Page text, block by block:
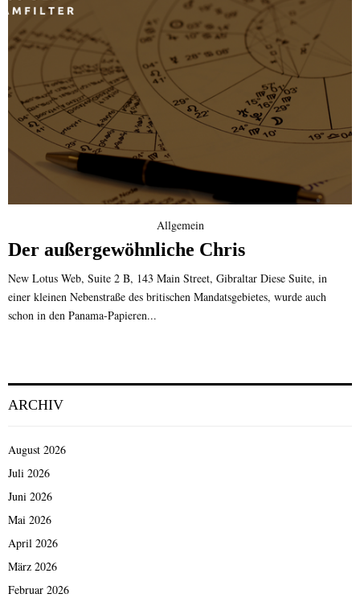
Allgemein
Der außergewöhnliche Chris
New Lotus Web, Suite 2 B, 143 Main Street, Gibraltar Diese Suite, in
einer kleinen Nebenstraße des britischen Mandatsgebietes, wurde auch
schon in den Panama-Papieren...
ARCHIV
August 2026
Juli 2026
Juni 2026
Mai 2026
April 2026
März 2026
Februar 2026